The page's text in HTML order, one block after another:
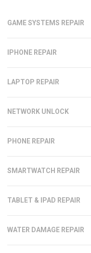
GAME SYSTEMS REPAIR
IPHONE REPAIR
LAPTOP REPAIR
NETWORK UNLOCK
PHONE REPAIR
SMARTWATCH REPAIR
TABLET & IPAD REPAIR
WATER DAMAGE REPAIR